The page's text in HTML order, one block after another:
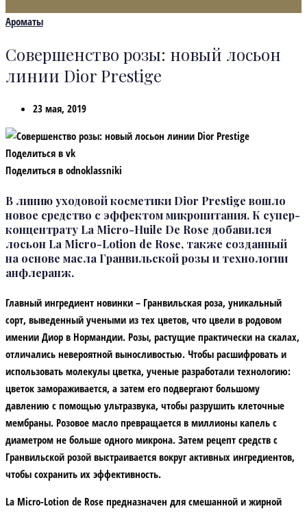
Ароматы
Совершенство розы: новый лосьон
линии Dior Prestige
23 мая, 2019
Поделиться в vk
Поделиться в odnoklassniki
В линию уходовой косметики Dior Prestige вошло
новое средство с эффектом микропитания. К супер-
концентрату La Micro-Huile De Rose добавился
лосьон La Micro-Lotion de Rose, также созданный
на основе масла Гранвильской розы и технологии
анфлеранж.
Главный ингредиент новинки – Гранвильская роза, уникальный
сорт, выведенный учеными из тех цветов, что цвели в родовом
имении Диор в Нормандии. Розы, растущие практически на скалах,
отличались невероятной выносливостью. Чтобы расшифровать и
использовать молекулы цветка, ученые разработали технологию:
цветок замораживается, а затем его подвергают большому
давлению с помощью ультразвука, чтобы разрушить клеточные
мембраны. Розовое масло превращается в миллионы капель с
диаметром не больше одного микрона. Затем рецепт средств с
Гранвильской розой выстраивается вокруг активных ингредиентов,
чтобы сохранить их эффективность.
La Micro-Lotion de Rose предназначен для смешанной и жирной